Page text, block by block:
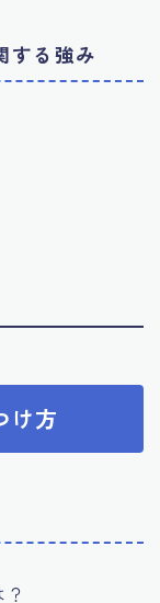
する強み
け方